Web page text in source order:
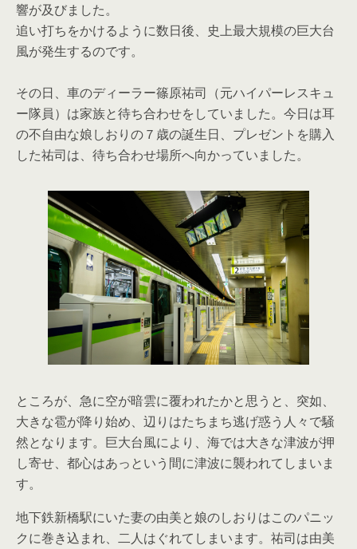
響が及びました。
追い打ちをかけるように数日後、史上最大規模の巨大台
風が発生するのです。
その日、車のディーラー篠原祐司（元ハイパーレスキュ
ー隊員）は家族と待ち合わせをしていました。今日は耳
の不自由な娘しおりの７歳の誕生日、プレゼントを購入
した祐司は、待ち合わせ場所へ向かっていました。
ところが、急に空が暗雲に覆われたかと思うと、突如、
大きな雹が降り始め、辺りはたちまち逃げ惑う人々で騒
然となります。巨大台風により、海では大きな津波が押
し寄せ、都心はあっという間に津波に襲われてしまいま
す。
地下鉄新橋駅にいた妻の由美と娘のしおりはこのパニッ
クに巻き込まれ、二人はぐれてしまいます。祐司は由美